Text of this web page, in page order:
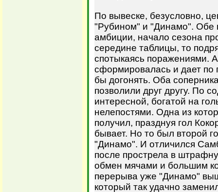
По вывеске, безусловно,
"Рубином" и "Динамо".
амбиции, начало сезона
середине таблицы, то
спотыкаясь поражениями.
сформировалась и дает по
бы догонять. Оба
позволили друг другу. По
интересной, богатой на
нелепостями. Одна из
получил, празднуя гол
бывает. Но то был второй
"Динамо". И отличился
после прострела в
обмен мячами и большим
перерыва уже "Динамо"
который так удачно